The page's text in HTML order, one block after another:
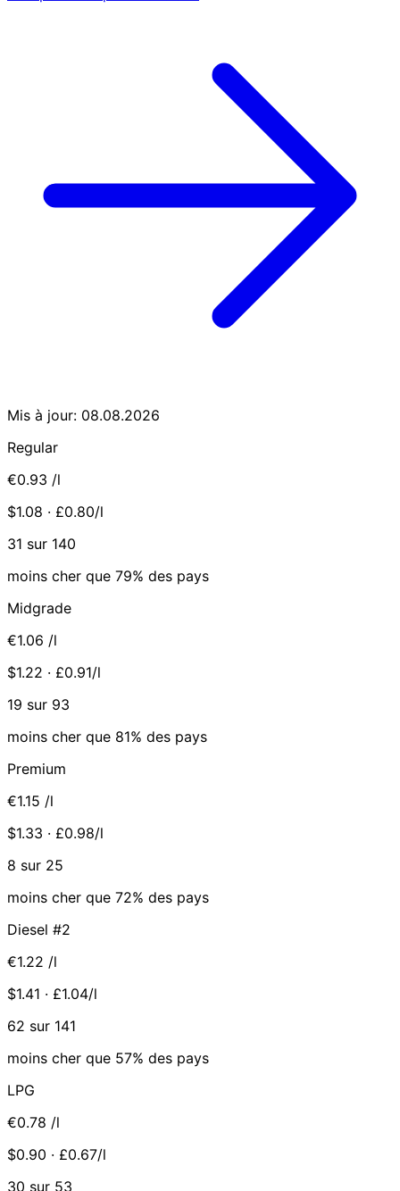
Mis à jour: 08.08.2026
Regular
€0.93 /l
$1.08 · £0.80/l
31 sur 140
moins cher que 79% des pays
Midgrade
€1.06 /l
$1.22 · £0.91/l
19 sur 93
moins cher que 81% des pays
Premium
€1.15 /l
$1.33 · £0.98/l
8 sur 25
moins cher que 72% des pays
Diesel #2
€1.22 /l
$1.41 · £1.04/l
62 sur 141
moins cher que 57% des pays
LPG
€0.78 /l
$0.90 · £0.67/l
30 sur 53